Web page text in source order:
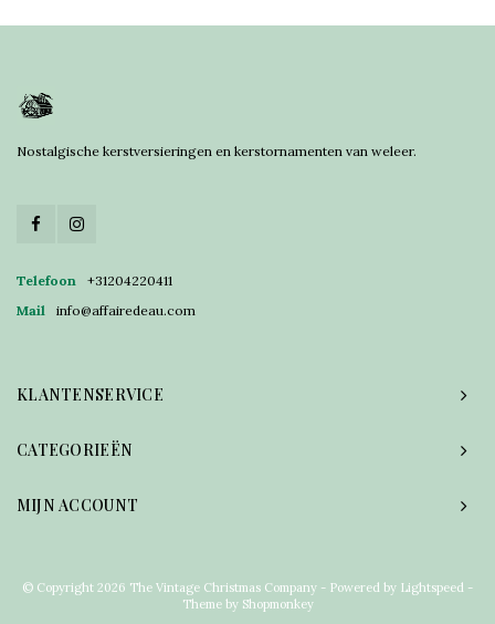
Nostalgische kerstversieringen en kerstornamenten van weleer.
Telefoon
+31204220411
Mail
info@affairedeau.com
KLANTENSERVICE
CATEGORIEËN
MIJN ACCOUNT
© Copyright 2026 The Vintage Christmas Company - Powered by Lightspeed -
Theme by Shopmonkey